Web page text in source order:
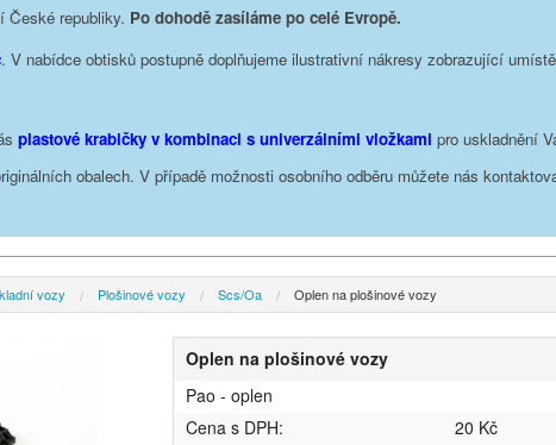
České republiky. Po dohodě zasíláme po celé Evropě.
. V nabídce obtisků postupně doplňujeme ilustrativní nákresy zobrazující
plastové krabičky v kombinaci s univerzálními vložkami pro uskladnění
obalech. V případě možnosti osobního odběru můžete nás
vozy Plošinové vozy Scs/Oa Oplen na plošinové vozy
Oplen na plošinové vozy
Pao - oplen
Cena s DPH:
20 Kč